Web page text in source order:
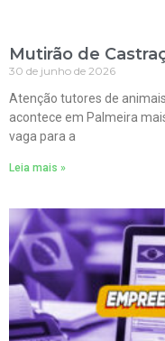
Mutirão de
30 de junho de 2026
Atenção tutores de
acontece em Palmeira
vaga para a
Leia mais »